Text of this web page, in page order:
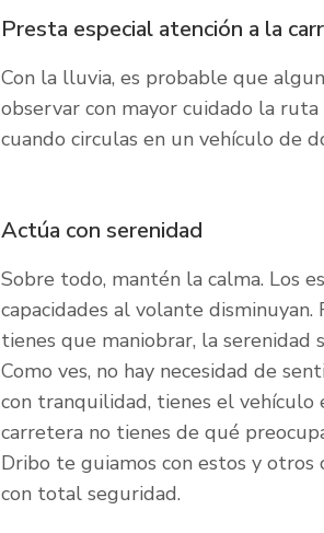
Presta especial atención a la
Con la lluvia, es probable que
observar con mayor cuidado la
cuando circulas en un vehículo de
Actúa con serenidad
Sobre todo, mantén la calma. Los
capacidades al volante
tienes que maniobrar, la serenidad
Como ves, no hay necesidad de
con tranquilidad, tienes el vehículo
carretera no tienes de qué
Dribo te guiamos con estos y otros
con total seguridad.